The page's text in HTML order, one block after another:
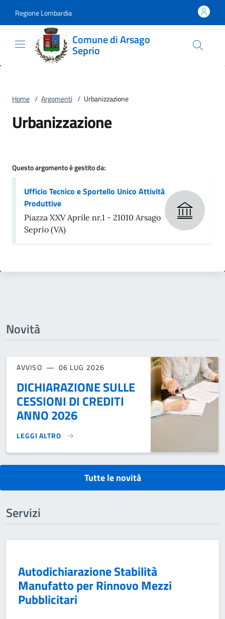
Regione Lombardia
Comune di Arsago
Seprio
Home / Argomenti / Urbanizzazione
Urbanizzazione
Questo argomento è gestito da:
Ufficio Tecnico e Sportello Unico Attività
Produttive
Piazza XXV Aprile nr.1 - 21010 Arsago
Seprio (VA)
Novità
AVVISO 06 LUG 2026
DICHIARAZIONE SULLE
CESSIONI DI CREDITI
ANNO 2026
LEGGI ALTRO
DICHIARAZIONE SULLE CESSIONI DI CREDITI ANNO 2026}
Tutte le novità
Servizi
Autodichiarazione Stabilità
Manufatto per Rinnovo Mezzi
Pubblicitari